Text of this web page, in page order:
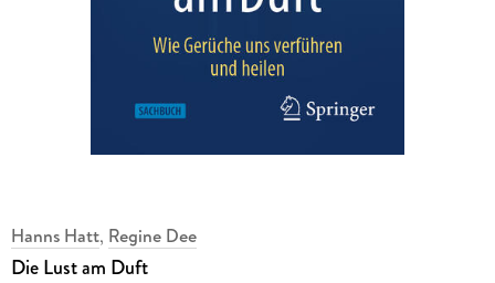
Hanns Hatt, Regine Dee
Die Lust am Duft